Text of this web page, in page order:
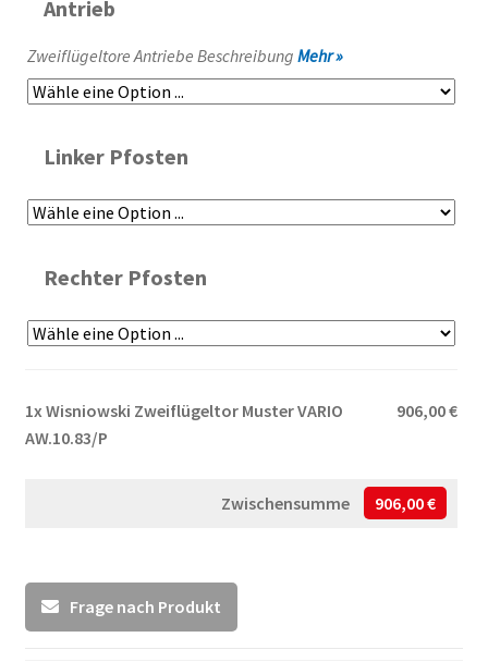
Antrieb
Zweiflügeltore Antriebe Beschreibung Mehr »
Linker Pfosten
Rechter Pfosten
1x Wisniowski Zweiflügeltor Muster VARIO
AW.10.83/P
906,00 €
Zwischensumme 906,00 €
Frage nach Produkt